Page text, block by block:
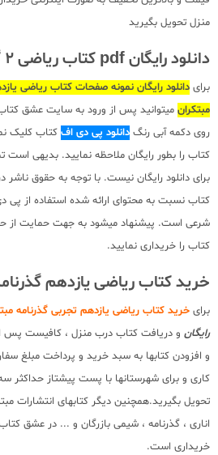
منزل تحویل بگیرید
دانلود رایگان pdf کتاب ریاضی 2 گذرنامه مبتکران
برای دانلود رایگان نمونه صفحات کتاب ریاضی
مبتکران میتوانید پس از ورود به سایت عشق
روی دکمه آبی رنگ دانلود پی دی اف کتاب کلیک
برای دانلود رایگان نیست. با توجه به حقوق
کتاب نسبت به محتوای ارائه شده استفاده از پی
شرعی است. پیشنهاد میشود به جهت حمایت از
کتاب را خریداری نمایید.
خرید کتاب ریاضی یازدهم
برای خرید کتاب ریاضی یازدهم تجربی گذرنامه
رایگان و دریافت کتاب درب منزل ، کافیست
و افزودن کتابها به سبد خرید و پرداخت مبلغ
کاری و برای شهرستانها با پست پیشتاز حداکثر
تحویل بگیرید.همچنین دیگر کتابهای انتشارات
اناری ، گذرنامه ، شیمی بازرگان و ... در عشق
خریداری است.